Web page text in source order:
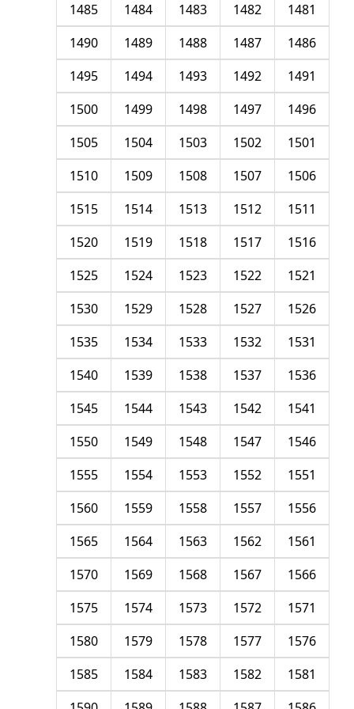
1481
1482
1483
1484
1485
1486
1487
1488
1489
1490
1491
1492
1493
1494
1495
1496
1497
1498
1499
1500
1501
1502
1503
1504
1505
1506
1507
1508
1509
1510
1511
1512
1513
1514
1515
1516
1517
1518
1519
1520
1521
1522
1523
1524
1525
1526
1527
1528
1529
1530
1531
1532
1533
1534
1535
1536
1537
1538
1539
1540
1541
1542
1543
1544
1545
1546
1547
1548
1549
1550
1551
1552
1553
1554
1555
1556
1557
1558
1559
1560
1561
1562
1563
1564
1565
1566
1567
1568
1569
1570
1571
1572
1573
1574
1575
1576
1577
1578
1579
1580
1581
1582
1583
1584
1585